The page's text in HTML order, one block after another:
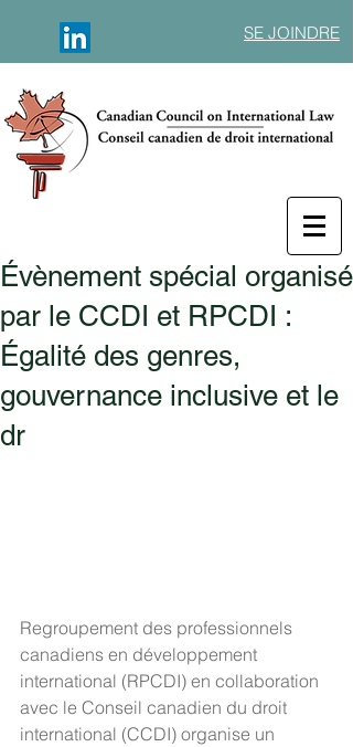
SE JOINDRE
Évènement spécial organisé
par le CCDI et RPCDI :
Égalité des genres,
gouvernance inclusive et le
dr
Regroupement des professionnels
canadiens en développement
international (RPCDI) en collaboration
avec le Conseil canadien du droit
international (CCDI) organise un